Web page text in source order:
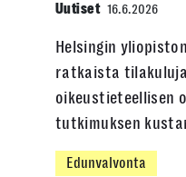
Uutiset 16.6.2026
Helsingin
ratkaista tilakuluja
oikeustieteellisen
tutkimuksen
Edunvalvonta